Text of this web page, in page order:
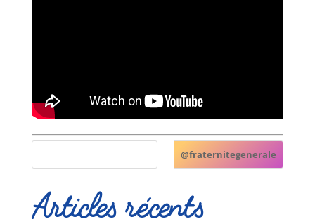
@fraternitegenerale
Articles récents